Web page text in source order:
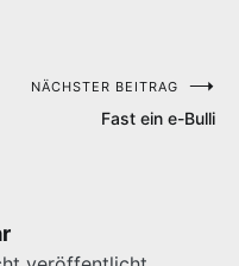
NÄCHSTER BEITRAG
Fast ein e-Bulli